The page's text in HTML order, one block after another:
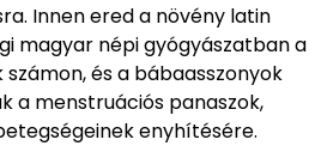
Innen ered a növény latin
magyar népi gyógyászatban a
és a bábaasszonyok
a menstruációs panaszok,
enyhítésére.